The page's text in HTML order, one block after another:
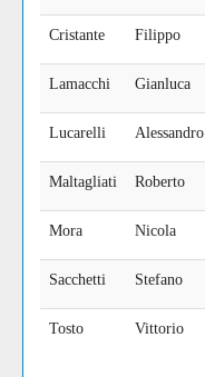
Cristante Filippo
Lamacchi Gianluca
Lucarelli Alessandro
Maltagliati Roberto
Mora Nicola
Sacchetti Stefano
Tosto Vittorio